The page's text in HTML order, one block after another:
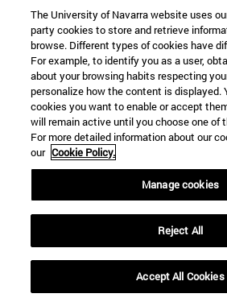
22 SEP
FUNCIÓN Y FICCIÓN.
Más información
The University of Navarra website uses
party cookies to store and retrieve
browse. Different types of cookies have
For example, to identify you as a user,
about your browsing habits respecting
personalize how the content is displayed.
cookies you want to enable or accept
will remain active until you choose one of
For more detailed information about our
our Cookie Policy.
Manage cookies
Reject All
Accept All Cookies